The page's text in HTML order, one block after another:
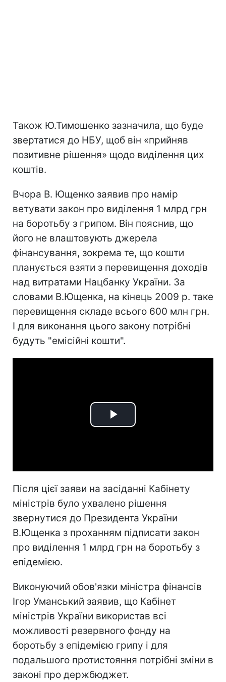
Також Ю.Тимошенко зазначила, що буде
звертатися до НБУ, щоб він «прийняв
позитивне рішення» щодо виділення цих
коштів.
Вчора В. Ющенко заявив про намір
ветувати закон про виділення 1 млрд грн
на боротьбу з грипом. Він пояснив, що
його не влаштовують джерела
фінансування, зокрема те, що кошти
планується взяти з перевищення доходів
над витратами Нацбанку України. За
словами В.Ющенка, на кінець 2009 р. таке
перевищення складе всього 600 млн грн.
І для виконання цього закону потрібні
будуть "емісійні кошти".
Play
Після цієї заяви на засіданні Кабінету
міністрів було ухвалено рішення
звернутися до Президента України
В.Ющенка з проханням підписати закон
про виділення 1 млрд грн на боротьбу з
епідемією.
Виконуючий обов'язки міністра фінансів
Ігор Уманський заявив, що Кабінет
міністрів України використав всі
можливості резервного фонду на
боротьбу з епідемією грипу і для
подальшого протистояння потрібні зміни в
законі про держбюджет.